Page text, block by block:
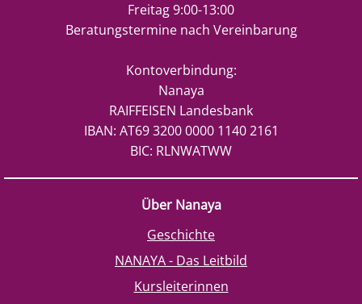
Über Nanaya
Geschichte
NANAYA - Das Leitbild
Kursleiterinnen
Freitag 9:00-13:00
Beratungstermine nach Vereinbarung
Kontoverbindung:
Nanaya
RAIFFEISEN Landesbank
IBAN: AT69 3200 0000 1140 2161
BIC: RLNWATWW